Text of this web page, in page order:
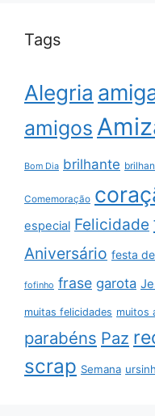
Tags
Alegria
amigos
Bom Dia brilhante
Comemoração
especial Felicidade
Aniversário festa
fofinho frase garota
muitas felicidades muitos
parabéns Paz
scrap Semana